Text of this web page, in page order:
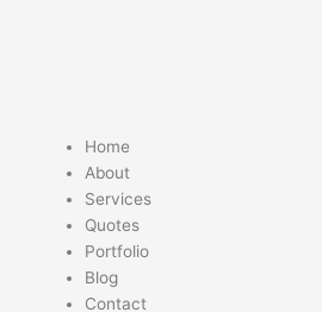
Home
About
Services
Quotes
Portfolio
Blog
Contact